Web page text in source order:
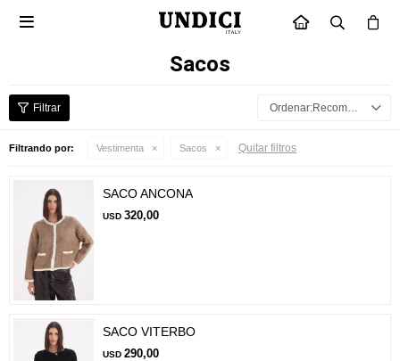
INICIO

Sacos
Recomendados
Filtrando por: Vestimenta Sacos Quitar filtros
SACO ANCONA
USD 320,00
SACO VITERBO
USD 290,00